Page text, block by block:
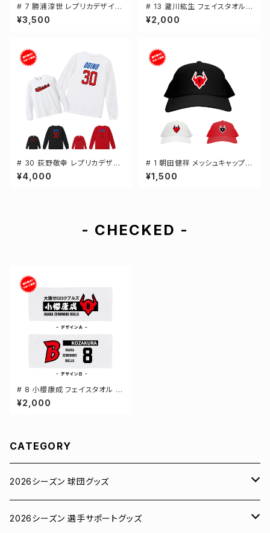
# 7 勝浦淳世 レプリカデザイン
3カラー 選手還元 半袖Tシャツ
S-XXXLサイズ 500101
¥3,500
# 13 瀧川紘生 フェイスタオル
選手還元 2デザイン FT0144
¥2,000
# 30 荻野敬幸 レプリカデザイ
ン 3カラー 選手還元 長袖Tシャ
ツ S-XXLサイズ 501101
¥4,000
# 1 朝田健祥 メッシュキャップ
選手還元 3カラー 000700
¥1,500
- CHECKED -
# 8 小櫻康成 フェイスタオル 選
手還元 2デザイン FT0144
¥2,000
CATEGORY
2026シーズン 球団グッズ
ユニフォーム
2026シーズン 選手サポートグッズ